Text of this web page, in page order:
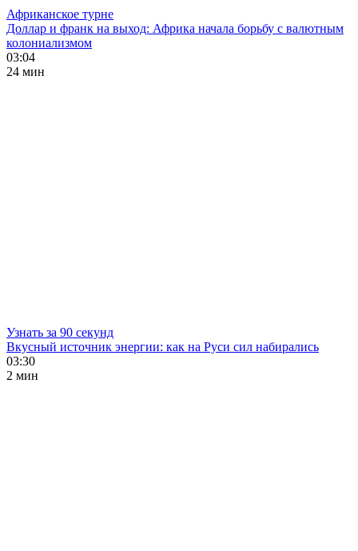
Африканское турне
Доллар и франк на выход: Африка начала борьбу с валютным
колониализмом
03:04
24 мин
Узнать за 90 секунд
Вкусный источник энергии: как на Руси сил набирались
03:30
2 мин